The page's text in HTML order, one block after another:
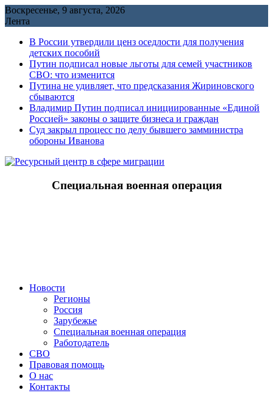
Перейти
к
Воскресенье, 9 августа, 2026
Лента
В России утвердили ценз оседлости для получения
детских пособий
Путин подписал новые льготы для семей участников
СВО: что изменится
Путина не удивляет, что предсказания Жириновского
сбываются
Владимир Путин подписал инициированные «Единой
Россией» законы о защите бизнеса и граждан
Cуд закрыл процесс по делу бывшего замминистра
обороны Иванова
Специальная военная операция
Новости
Регионы
Россия
Зарубежье
Специальная военная операция
Работодатель
СВО
Правовая помощь
О нас
Контакты